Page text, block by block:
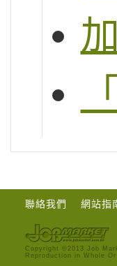
聯絡我們 網站指
Copyright ©2013 Job
Reproduction in Whole